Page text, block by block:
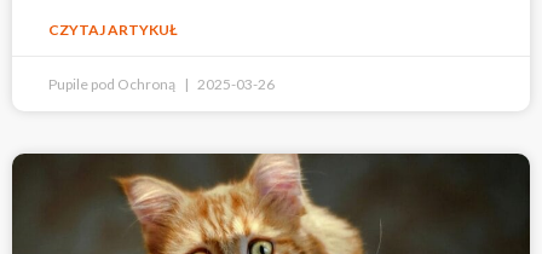
CZYTAJ ARTYKUŁ
Pupile pod Ochroną 2025-03-26